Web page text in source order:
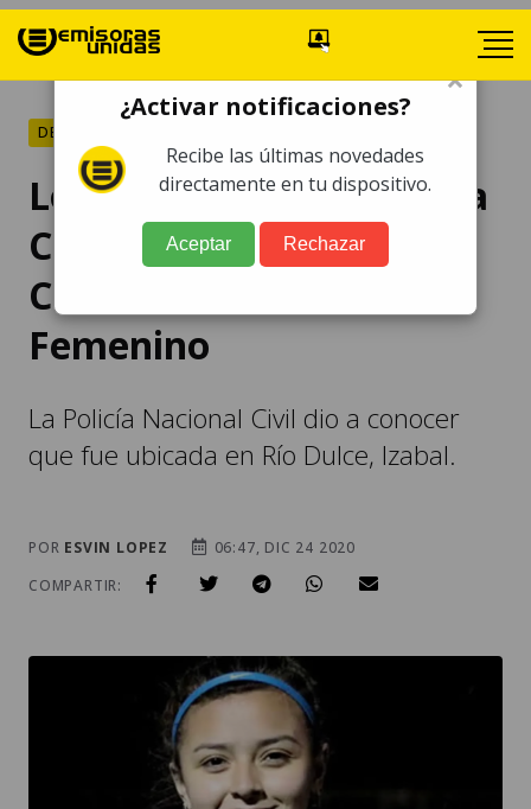
DEPORTES
Localizan a Sharon Santa
Cruz, confirmó el club
Comunicaciones
Femenino
La Policía Nacional Civil dio a conocer
que fue ubicada en Río Dulce, Izabal.
POR ESVIN LOPEZ
06:47, DIC 24 2020
COMPARTIR:
×
¿Activar notificaciones?
Recibe las últimas novedades
directamente en tu dispositivo.
Aceptar Rechazar